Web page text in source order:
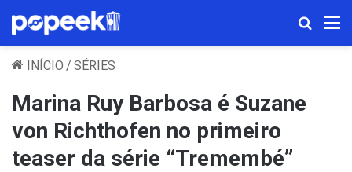
INÍCIO / SÉRIES
Marina Ruy Barbosa é Suzane
von Richthofen no primeiro
teaser da série “Tremembé”